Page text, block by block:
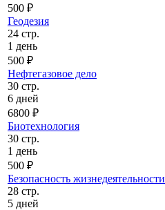
500 ₽
Геодезия
24 стр.
1 день
500 ₽
Нефтегазовое дело
30 стр.
6 дней
6800 ₽
Биотехнология
30 стр.
1 день
500 ₽
Безопасность жизнедеятельности
28 стр.
5 дней